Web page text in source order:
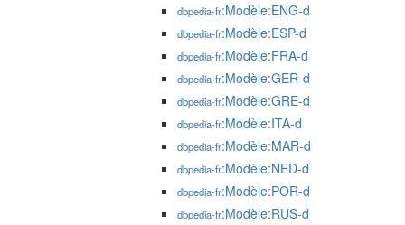
dbpedia-fr:Modèle:ENG-d
dbpedia-fr:Modèle:ESP-d
dbpedia-fr:Modèle:FRA-d
dbpedia-fr:Modèle:GER-d
dbpedia-fr:Modèle:GRE-d
dbpedia-fr:Modèle:ITA-d
dbpedia-fr:Modèle:MAR-d
dbpedia-fr:Modèle:NED-d
dbpedia-fr:Modèle:POR-d
dbpedia-fr:Modèle:RUS-d